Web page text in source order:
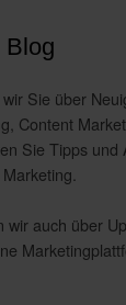
Blog
Sie über
Content
Sie Tipps und
auch über